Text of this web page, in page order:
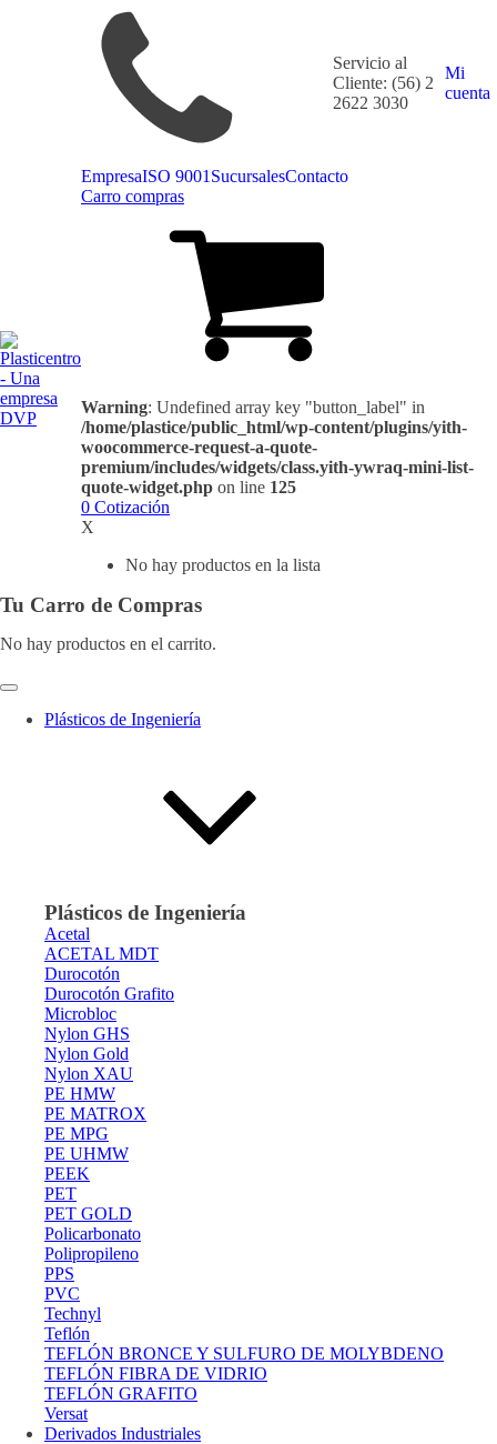
Servicio al
Cliente: (56) 2
2622 3030
Mi
cuenta
EmpresaISO 9001 SucursalesContacto
Carro compras
Warning: Undefined array key "button_label" in
/home/plastice/public_html/wp-content/plugins/yith-
woocommerce-request-a-quote-
premium/includes/widgets/class.yith-ywraq-mini-list-
quote-widget.php on line 125
0 Cotización
X
No hay productos en la lista
Tu Carro de Compras
No hay productos en el carrito.
Plásticos de Ingeniería
Plásticos de Ingeniería
Acetal
ACETAL MDT
Durocotón
Durocotón Grafito
Microbloc
Nylon GHS
Nylon Gold
Nylon XAU
PE HMW
PE MATROX
PE MPG
PE UHMW
PEEK
PET
PET GOLD
Policarbonato
Polipropileno
PPS
PVC
Technyl
Teflón
TEFLÓN BRONCE Y SULFURO DE MOLYBDENO
TEFLÓN FIBRA DE VIDRIO
TEFLÓN GRAFITO
Versat
Derivados Industriales